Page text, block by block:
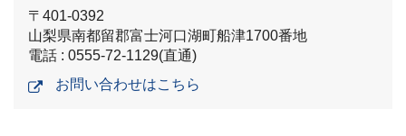
〒401-0392
山梨県南都留郡富士河口湖町船津1700番地
電話 : 0555-72-1129(直通)
お問い合わせはこちら